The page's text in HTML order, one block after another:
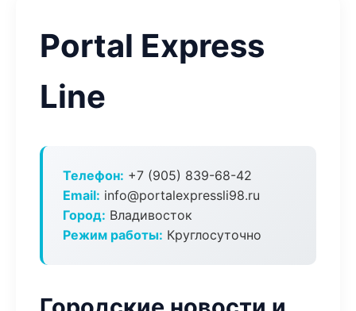
Portal Express
Line
Телефон: +7 (905) 839-68-42
Email: info@portalexpressli98.ru
Город: Владивосток
Режим работы: Круглосуточно